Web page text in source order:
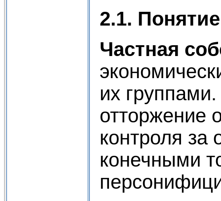
2.1.
Частная
их
отторжение
контроля
конечными